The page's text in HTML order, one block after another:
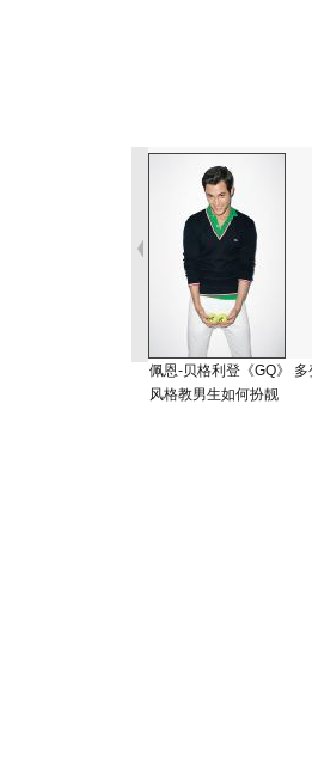
佩恩-贝格利登《GQ》 多
风格教男生如何扮靓